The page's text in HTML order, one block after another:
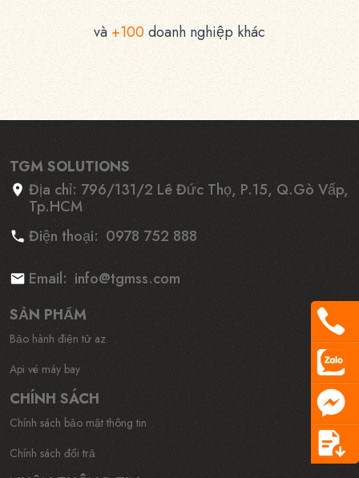
và +100doanh nghiệp khác
TGM SOLUTIONS
Địa chỉ: 796/131/2 Lê Đức Thọ, P.15, Q.Gò Vấp,
Tp.HCM
Điện thoại: 0978 752 888
Email: info@tgmss.com
SẢN PHẨM
Bảo hành điện tử az
Api vé máy bay
CHÍNH SÁCH
Chính sách bảo mật thông tin
Chính sách đổi trả